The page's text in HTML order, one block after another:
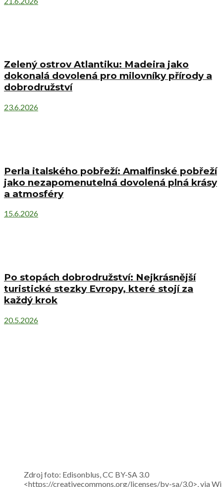
Zelený ostrov Atlantiku: Madeira jako
dokonalá dovolená pro milovníky přírody a
dobrodružství
23.6.2026
Perla italského pobřeží: Amalfinské pobřeží
jako nezapomenutelná dovolená plná krásy
a atmosféry
15.6.2026
Po stopách dobrodružství: Nejkrásnější
turistické stezky Evropy, které stojí za
každý krok
20.5.2026
Zdroj foto: Edisonblus, CC BY-SA 3.0
<https://creativecommons.org/licenses/by-sa/3.0>, via